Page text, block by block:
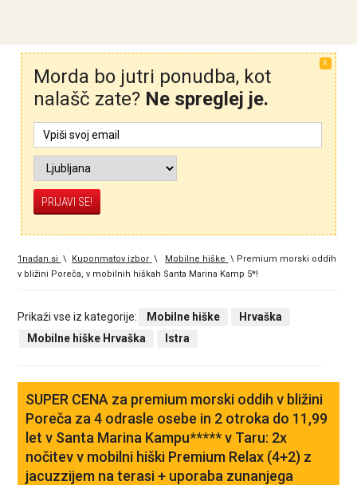
X
Morda bo jutri ponudba, kot
nalašč zate? Ne spreglej je.
1nadan.si \ Kuponmatov izbor \ Mobilne hiške \ Premium morski oddih
v bližini Poreča, v mobilnih hiškah Santa Marina Kamp 5*!
Prikaži vse iz kategorije: Mobilne hiške
Hrvaška
Mobilne hiške Hrvaška
Istra
SUPER CENA za premium morski oddih v bližini
Poreča za 4 odrasle osebe in 2 otroka do 11,99
let v Santa Marina Kampu***** v Taru: 2x
nočitev v mobilni hiški Premium Relax (4+2) z
jacuzzijem na terasi + uporaba zunanjega